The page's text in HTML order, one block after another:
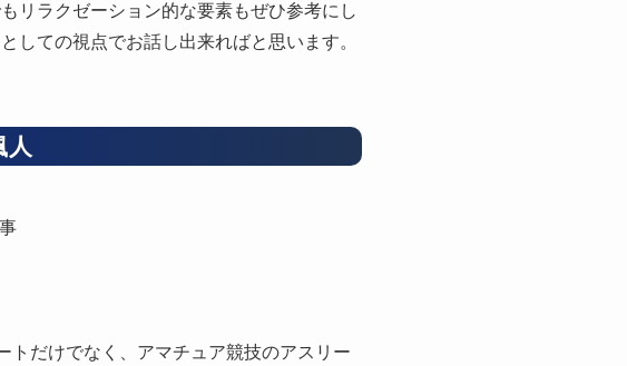
リラクゼーション的な要素もぜひ参考にし
しての視点でお話し出来ればと思います。
人
トだけでなく、アマチュア競技のアスリー